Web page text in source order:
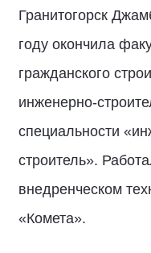
Гранитогорск
году окончила
гражданского
инженерно-
специальности
строитель».
внедренческом
«Комета».